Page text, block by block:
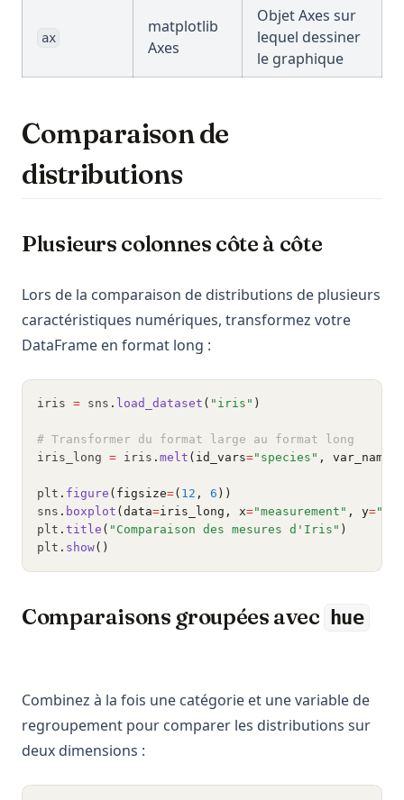
ax
matplotlib
Axes
Objet Axes sur
lequel dessiner
le graphique
Comparaison de
distributions
Plusieurs colonnes côte à côte
Lors de la comparaison de distributions de plusieurs
caractéristiques numériques, transformez votre
DataFrame en format long :
iris = sns . load_dataset ( "iris" )
# Transformer du format large au format long
iris_long = iris . melt (id_vars="species" , var_name
plt . figure (figsize=( 12 , 6 ))
sns . boxplot (data=iris_long, x="measurement" , y="cm"
plt . title ( "Comparaison des mesures d'Iris" )
plt . show()
Comparaisons groupées avec hue
Combinez à la fois une catégorie et une variable de
regroupement pour comparer les distributions sur
deux dimensions :